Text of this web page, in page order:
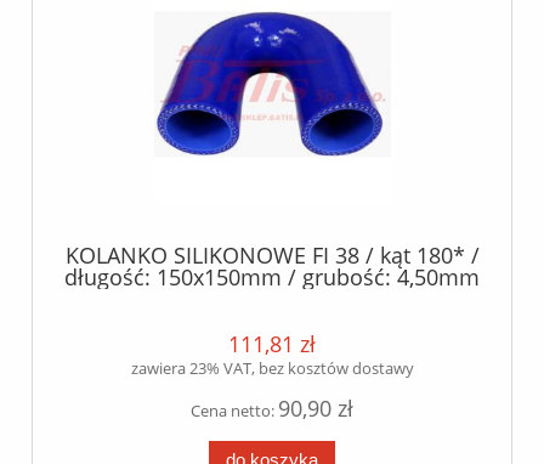
KOLANKO SILIKONOWE FI 38 / kąt 180* /
długość: 150x150mm / grubość: 4,50mm
+/- 0.5mm / silikon+poliester /
111,81 zł
zawiera 23% VAT, bez kosztów dostawy
Cena netto: 90,90 zł
do koszyka